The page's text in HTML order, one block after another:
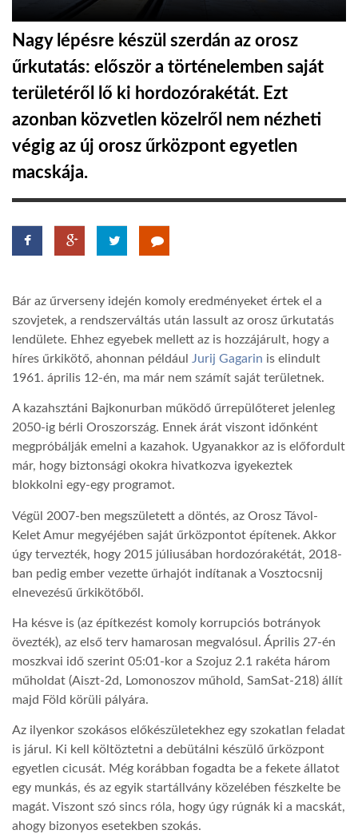
LINKTR.EE
GLOBOZSARU
DOBRAVERO.HU
LATIMO.HU
GLOBOBOOK
Nagy lépésre készül szerdán az orosz
űrkutatás: először a történelemben saját
területéről lő ki hordozórakétát. Ezt
azonban közvetlen közelről nem nézheti
végig az új orosz űrközpont egyetlen
macskája.
Bár az űrverseny idején komoly eredményeket értek el a
szovjetek, a rendszerváltás után lassult az orosz űrkutatás
lendülete. Ehhez egyebek mellett az is hozzájárult, hogy a
híres űrkikötő, ahonnan például
Jurij Gagarin is elindult
1961. április 12-én, ma már nem számít saját területnek.
A kazahsztáni Bajkonurban működő űrrepülőteret jelenleg
2050-ig bérli Oroszország. Ennek árát viszont időnként
megpróbálják emelni a kazahok. Ugyanakkor az is előfordult
már, hogy biztonsági okokra hivatkozva igyekeztek
blokkolni egy-egy programot.
Végül 2007-ben megszületett a döntés, az Orosz Távol-
Kelet Amur megyéjében saját űrközpontot építenek. Akkor
úgy tervezték, hogy 2015 júliusában hordozórakétát, 2018-
ban pedig ember vezette űrhajót indítanak a Vosztocsnij
elnevezésű űrkikötőből.
Ha késve is (az építkezést komoly korrupciós botrányok
övezték), az első terv hamarosan megvalósul. Április 27-én
moszkvai idő szerint 05:01-kor a Szojuz 2.1 rakéta három
műholdat (Aiszt-2d, Lomonoszov műhold, SamSat-218) állít
majd Föld körüli pályára.
Az ilyenkor szokásos előkészületekhez egy szokatlan feladat
is járul. Ki kell költöztetni a debütálni készülő űrközpont
egyetlen cicusát. Még korábban fogadta be a fekete állatot
egy munkás, és az egyik startállvány közelében fészkelte be
magát. Viszont szó sincs róla, hogy úgy rúgnák ki a macskát,
ahogy bizonyos esetekben szokás.